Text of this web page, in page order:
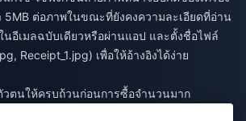
ต่อภาพในขณะที่ยังคงความละเอียดที่อ่าน
นอีเมลฉบับเดียวหรือผ่านแอป และตั้งชื่อไฟล์
Receipt_1.jpg) เพื่อให้อ้างอิงได้ง่าย
ตนให้ครบถ้วนก่อนการซื้อจำนวนมาก